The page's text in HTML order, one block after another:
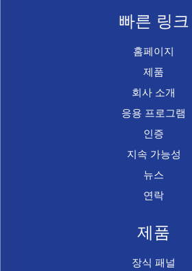
빠른 링크
홈페이지
제품
회사 소개
응용 프로그램
인증
지속 가능성
뉴스
연락
제품
장식 패널